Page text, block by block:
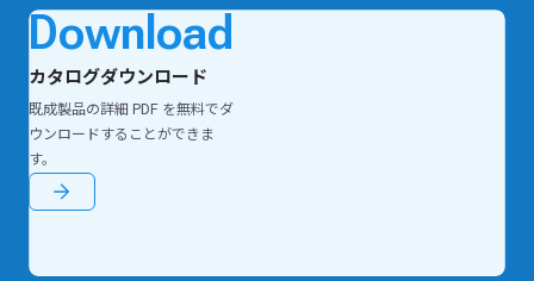
Download
カタログダウンロード
既成製品の詳細 PDF を無料でダ
ウンロードすることができま
す。